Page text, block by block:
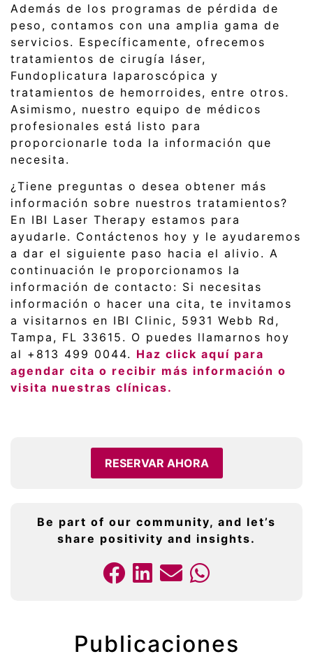
Además de los programas de pérdida de
peso, contamos con una amplia gama de
servicios. Específicamente, ofrecemos
tratamientos de cirugía láser,
Fundoplicatura laparoscópica y
tratamientos de hemorroides, entre otros.
Asimismo, nuestro equipo de médicos
profesionales está listo para
proporcionarle toda la información que
necesita.
¿Tiene preguntas o desea obtener más
información sobre nuestros tratamientos?
En IBI Laser Therapy estamos para
ayudarle. Contáctenos hoy y le ayudaremos
a dar el siguiente paso hacia el alivio. A
continuación le proporcionamos la
información de contacto: Si necesitas
información o hacer una cita, te invitamos
a visitarnos en IBI Clinic, 5931 Webb Rd,
Tampa, FL 33615. O puedes llamarnos hoy
al +813 499 0044. Haz click aquí para
agendar cita o recibir más información o
visita nuestras clínicas.
RESERVAR AHORA
Be part of our community, and let’s
share positivity and insights.
Publicaciones